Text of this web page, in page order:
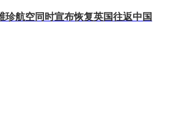
珍航空同时宣布恢复英国往返中国